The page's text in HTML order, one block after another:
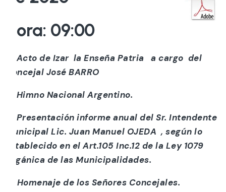
Hora: 09:00
a) Acto de Izar la Enseña Patria a cargo del
Concejal José BARRO
b) Himno Nacional Argentino.
c) Presentación informe anual del Sr. Intendente
Municipal Lic. Juan Manuel OJEDA , según lo
establecido en el Art.105 Inc.12 de la Ley 1079
Orgánica de las Municipalidades.
d) Homenaje de los Señores Concejales.